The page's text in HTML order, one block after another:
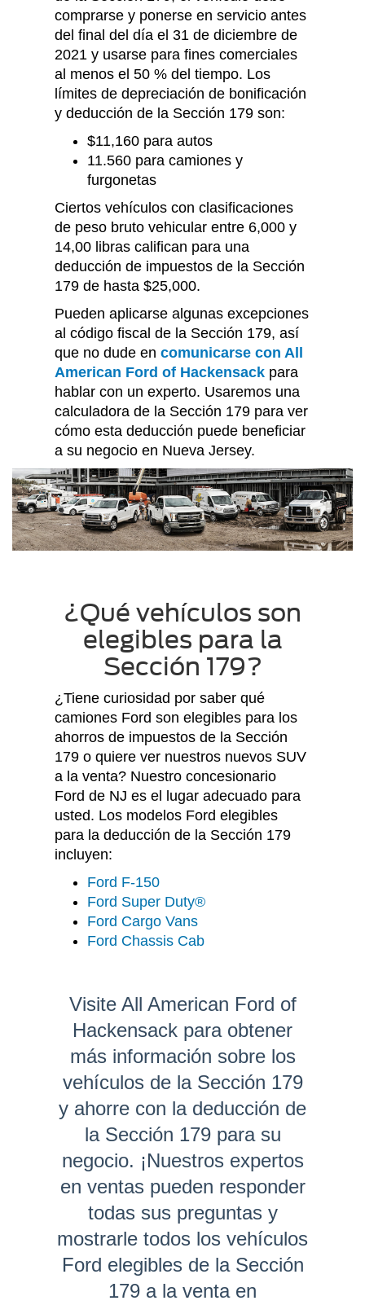
comprarse y ponerse en servicio antes
del final del día el 31 de diciembre de
2021 y usarse para fines comerciales
al menos el 50 % del tiempo. Los
límites de depreciación de bonificación
y deducción de la Sección 179 son:
$11,160 para autos
11.560 para camiones y
furgonetas
Ciertos vehículos con clasificaciones
de peso bruto vehicular entre 6,000 y
14,00 libras califican para una
deducción de impuestos de la Sección
179 de hasta $25,000.
Pueden aplicarse algunas excepciones
al código fiscal de la Sección 179, así
que no dude encomunicarse con All
American Ford of Hackensack para
hablar con un experto. Usaremos una
calculadora de la Sección 179 para ver
cómo esta deducción puede beneficiar
a su negocio en Nueva Jersey.
¿Qué vehículos son
elegibles para la
Sección 179?
¿Tiene curiosidad por saber qué
camiones Ford son elegibles para los
ahorros de impuestos de la Sección
179 o quiere ver nuestros nuevos SUV
a la venta? Nuestro concesionario
Ford de NJ es el lugar adecuado para
usted. Los modelos Ford elegibles
para la deducción de la Sección 179
incluyen:
Ford F-150
Ford Super Duty®
Ford Cargo Vans
Ford Chassis Cab
Visite All American Ford of
Hackensack para obtener
más información sobre los
vehículos de la Sección 179
y ahorre con la deducción de
la Sección 179 para su
negocio. ¡Nuestros expertos
en ventas pueden responder
todas sus preguntas y
mostrarle todos los vehículos
Ford elegibles de la Sección
179 a la venta en